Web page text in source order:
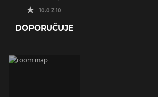
10.0 Z 10
DOPORUČUJE